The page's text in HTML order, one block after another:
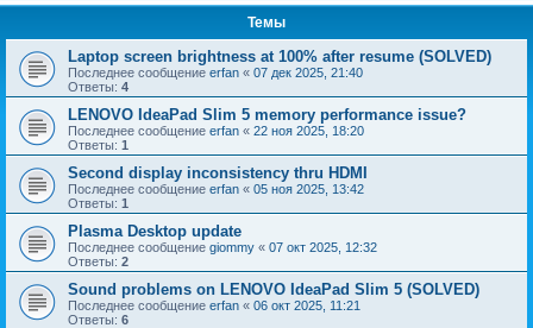
Темы
Laptop screen brightness at 100% after resume (SOLVED)
Последнее сообщение erfan « 07 дек 2025, 21:40
Ответы: 4
LENOVO IdeaPad Slim 5 memory performance issue?
Последнее сообщение erfan « 22 ноя 2025, 18:20
Ответы: 1
Second display inconsistency thru HDMI
Последнее сообщение erfan « 05 ноя 2025, 13:42
Ответы: 1
Plasma Desktop update
Последнее сообщение giommy « 07 окт 2025, 12:32
Ответы: 2
Sound problems on LENOVO IdeaPad Slim 5 (SOLVED)
Последнее сообщение erfan « 06 окт 2025, 11:21
Ответы: 6